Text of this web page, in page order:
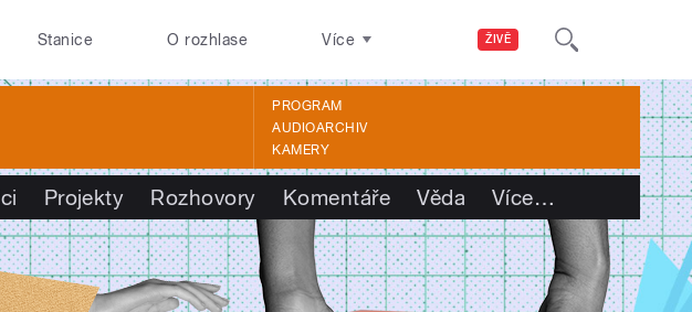
ŽIVĚ
Stanice O rozhlase Více
PROGRAM
AUDIOARCHIV
KAMERY
Projekty Rozhovory Komentáře Věda Více…